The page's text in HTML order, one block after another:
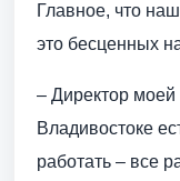
Главное, что
это бесценных
– Директор моей
Владивостоке
работать – все